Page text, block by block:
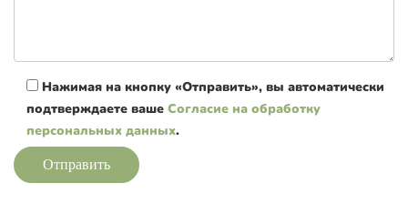
Нажимая на кнопку «Отправить», вы автоматически
подтверждаете ваше Согласие на обработку
персональных данных.
Отправить